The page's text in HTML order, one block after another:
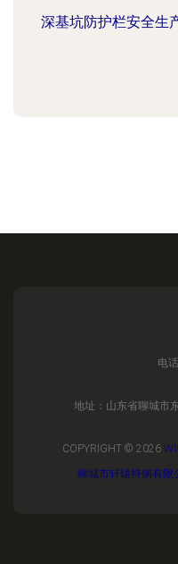
深基坑防护栏安全生
电
地址：山东省聊城市
COPYRIGHT © 2026
聊城市轩辕特钢有限